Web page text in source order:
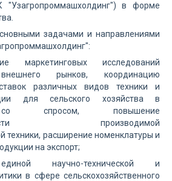
"Узагропроммашхолдинг") в форме
задачами и направлениями
маркетинговых исследований
рынков, координацию
различных видов техники и
для сельского хозяйства в
со спросом, повышение
производимой
техники, расширение номенклатуры и
на экспорт;
научно-технической и
в сфере сельскохозяйственного